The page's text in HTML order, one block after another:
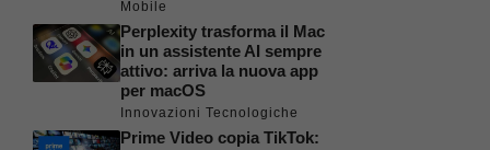
Mobile
Perplexity trasforma il Mac
in un assistente AI sempre
attivo: arriva la nuova app
per macOS
Innovazioni Tecnologiche
Prime Video copia TikTok: